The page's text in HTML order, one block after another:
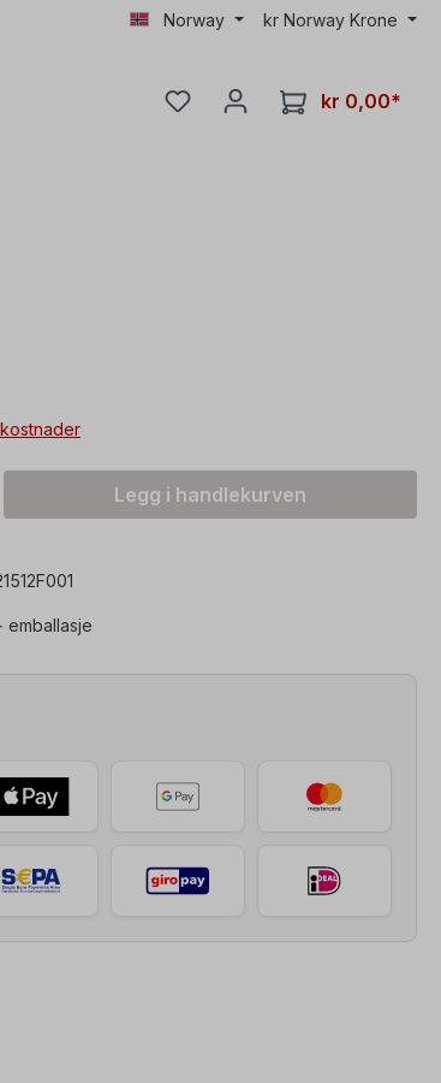
Norway kr Norway Krone
kr 0,00*
Skriv inn ønsket verdi, eller
Legg i handlekurven
emballasje